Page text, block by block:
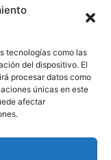
tecnologías como las
del dispositivo. El
procesar datos como
únicas en este
afectar
de apenas 12
Tomás Argote,
Ngäbe. Desde
una sensibilidad
piano a los 6
talento con
horas al día en
grande, según lo